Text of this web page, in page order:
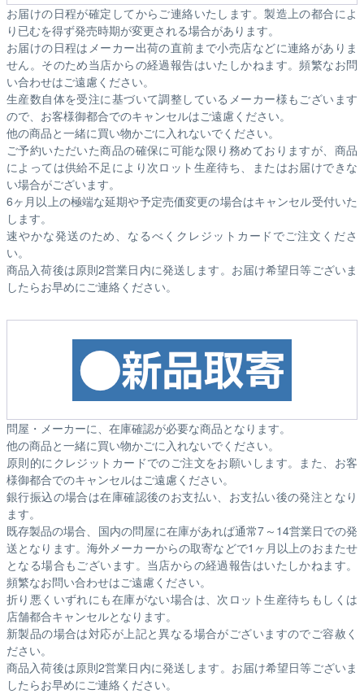
お届けの日程が確定してからご連絡いたします。製造上の都合によ
り已むを得ず発売時期が変更される場合があります。
お届けの日程はメーカー出荷の直前まで小売店などに連絡がありま
せん。そのため当店からの経過報告はいたしかねます。頻繁なお問
い合わせはご遠慮ください。
生産数自体を受注に基づいて調整しているメーカー様もございます
ので、お客様御都合でのキャンセルはご遠慮ください。
他の商品と一緒に買い物かごに入れないでください。
ご予約いただいた商品の確保に可能な限り務めておりますが、商品
によっては供給不足により次ロット生産待ち、またはお届けできな
い場合がございます。
6ヶ月以上の極端な延期や予定売価変更の場合はキャンセル受付いた
します。
速やかな発送のため、なるべくクレジットカードでご注文くださ
い。
商品入荷後は原則2営業日内に発送します。お届け希望日等ございま
したらお早めにご連絡ください。
問屋・メーカーに、在庫確認が必要な商品となります。
他の商品と一緒に買い物かごに入れないでください。
原則的にクレジットカードでのご注文をお願いします。また、お客
様御都合でのキャンセルはご遠慮ください。
銀行振込の場合は在庫確認後のお支払い、お支払い後の発注となり
ます。
既存製品の場合、国内の問屋に在庫があれば通常7～14営業日での発
送となります。海外メーカーからの取寄などで1ヶ月以上のおまたせ
となる場合もございます。 当店からの経過報告はいたしかねます。
頻繁なお問い合わせはご遠慮ください。
折り悪くいずれにも在庫がない場合は、次ロット生産待ちもしくは
店舗都合キャンセルとなります。
新製品の場合は対応が上記と異なる場合がございますのでご容赦く
ださい。
商品入荷後は原則2営業日内に発送します。お届け希望日等ございま
したらお早めにご連絡ください。